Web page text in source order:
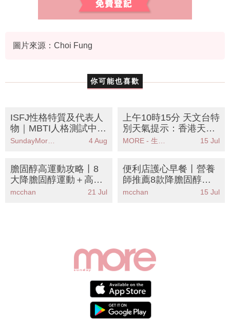
圖片來源：Choi Fung
你可能也喜歡
ISFJ性格特質及代表人
物｜MBTI人格測試中被
稱為「捍衛者」人格
SundayMore編輯部 4 Aug
上午10時15分 天文台特
別天氣提示：香港天文
台發出強陣風警告請市
MORE - 生活品味 15 Jul
膽固醇高運動攻略丨8
大降膽固醇運動＋高強
度運動禁忌
mcchan 21 Jul
便利店護心早餐丨營養
師推薦8款降膽固醇食
材！燕麥豆漿雞蛋黃金
mcchan 15 Jul